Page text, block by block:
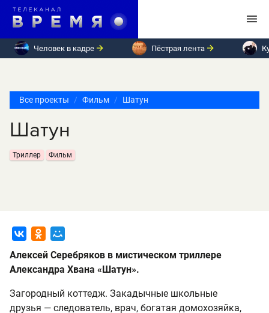
Человек в кадре Пёстрая лента
Все проекты Фильм Шатун
Шатун
Триллер Фильм
Алексей Серебряков в мистическом триллере
Александра Хвана «Шатун».
Загородный коттедж. Закадычные школьные
друзья — следователь, врач, богатая домохозяйка,